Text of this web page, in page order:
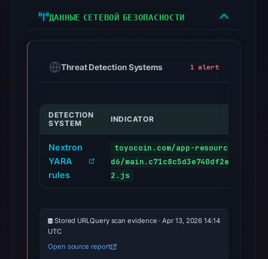
ДАННЫЕ СЕТЕВОЙ БЕЗОПАСНОСТИ
Threat Detection Systems 1 alert
DETECTION
SYSTEM
INDICATOR
Nextron
YARA
rules
toyocoin.com/app-resources-
d6/main.c71c8c5d3e740df2e460.v
2.js
Stored URLQuery scan evidence · Apr 13, 2026 14:14
UTC
Open source report